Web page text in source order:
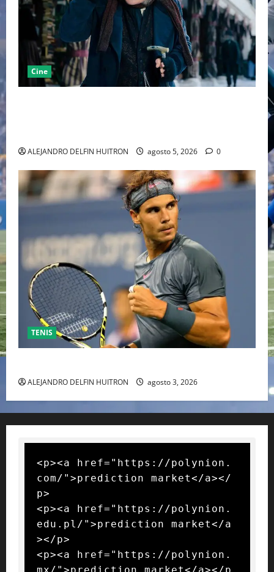
Cine
ALEJANDRO DELFIN HUITRON agosto 5, 2026 0
TENIS
ALEJANDRO DELFIN HUITRON agosto 3, 2026
<p><a href="https://polynion.
com/">prediction market</a></
p>
<p><a href="https://polynion.
edu.pl/">prediction market</a
></p>
<p><a href="https://polynion.